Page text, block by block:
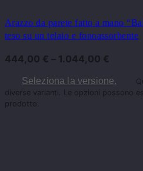
Arazzo da parete fatto a mano
teso su un telaio e fonoassorbente
444,00 € – 1.044,00 €
Seleziona la versione.
diverse varianti. Le opzioni possono
prodotto.